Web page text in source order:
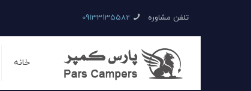
تلفن مشاوره 09133135582
خانه